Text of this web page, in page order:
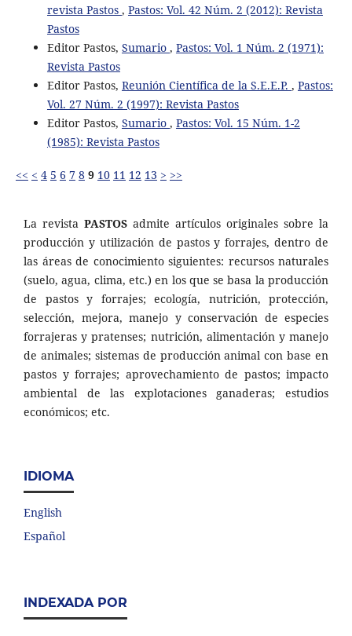
revista Pastos , Pastos: Vol. 42 Núm. 2 (2012): Revista
Pastos
Editor Pastos, Sumario , Pastos: Vol. 1 Núm. 2 (1971):
Revista Pastos
Editor Pastos, Reunión Científica de la S.E.E.P. , Pastos:
Vol. 27 Núm. 2 (1997): Revista Pastos
Editor Pastos, Sumario , Pastos: Vol. 15 Núm. 1-2
(1985): Revista Pastos
<< < 4 5 6 7 8 9 10 11 12 13 > >>
La revista PASTOS admite artículos originales sobre la
producción y utilización de pastos y forrajes, dentro de
las áreas de conocimiento siguientes: recursos naturales
(suelo, agua, clima, etc.) en los que se basa la producción
de pastos y forrajes; ecología, nutrición, protección,
selección, mejora, manejo y conservación de especies
forrajeras y pratenses; nutrición, alimentación y manejo
de animales; sistemas de producción animal con base en
pastos y forrajes; aprovechamiento de pastos; impacto
ambiental de las explotaciones ganaderas; estudios
económicos; etc.
IDIOMA
English
Español
INDEXADA POR